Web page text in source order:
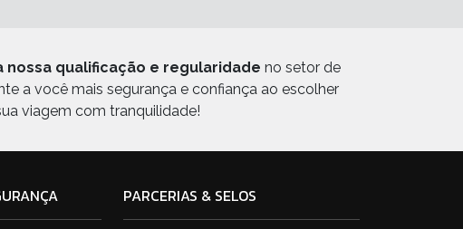
nossa qualificação e regularidade no setor de
a você mais segurança e confiança ao escolher
viagem com tranquilidade!
PARCERIAS & SELOS